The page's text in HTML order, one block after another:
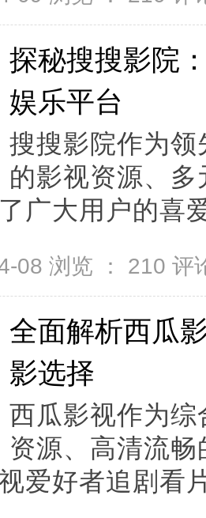
探秘搜搜影院
娱乐平台
搜搜影院作为
的影视资源、
广大用户的喜
08 浏览 ： 210 评
全面解析西瓜
影选择
西瓜影视作为
资源、高清流
爱好者追剧看